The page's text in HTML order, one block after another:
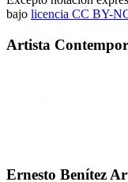
bajo licencia CC BY-
Artista
Ernesto Benítez